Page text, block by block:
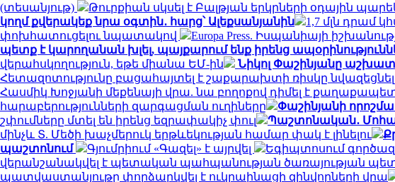
(տեսանյութ)
Թուրքիան սկսել է Բալթյան երկրների օդային
կողմ քվերակեք նրա օգտին․ հարց՝ Ալեքսանյանին
1,7 մլն դրամ
փոխհատուցելու նպատակով
Europa Press. Իսպանիայի
պետք է կարողանան խլել, պայքարում ենք իրենց
վերահսկողություն, եթե միանա ԵՄ-ին
Նիկոլ Փաշինյանը
Հետազոտությունը բացահայտել է շաքարախտի ռիսկը
Հասմիկ Խոջյանի մեքենայի վրա. նա բողոքով դիմել է
հարաբերությունների զարգացման ուղիները
Փաշինյանի
շփումները մտել են իրենց եզրափակիչ փուլ
Պաշտոնական․
մինչև Տ. Մեծի խաչմերուկ երթևեկության համար փակ է լինելու
պաշտոնում
Գյումրիում «Գազել» է այրվել Եգիպտոսում
վերանշանակվել է պետական պահպանության ծառայության
պատվաստանյութը փորձարկվել է ուկրաինացի զինվորների վրա